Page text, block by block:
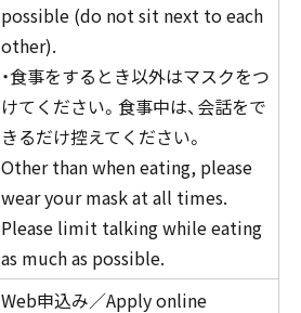
possible (do not sit next to each
other).
・食事をするとき以外はマスクをつ
けてください。食事中は、会話をで
きるだけ控えてください。
Other than when eating, please
wear your mask at all times.
Please limit talking while eating
as much as possible.
Web申込み／Apply online